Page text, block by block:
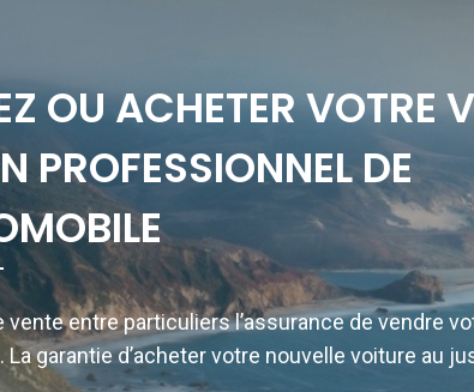
OU ACHETER VOTRE
PROFESSIONNEL DE
vente entre particuliers l’assurance de vendre
La garantie d’acheter votre nouvelle voiture au